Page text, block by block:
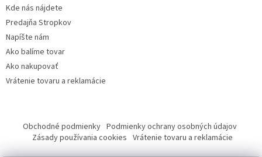
Kde nás nájdete
Predajňa Stropkov
Napíšte nám
Ako balíme tovar
Ako nakupovať
Vrátenie tovaru a reklamácie
Obchodné podmienky Podmienky ochrany osobných údajov
Zásady používania cookies Vrátenie tovaru a reklamácie